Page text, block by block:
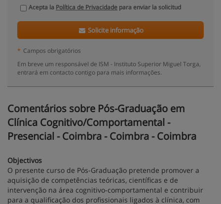
Acepta la Política de Privacidade para enviar la solicitud
Solicite informação
* Campos obrigatórios
Em breve um responsável de ISM - Instituto Superior Miguel Torga,
entrará em contacto contigo para mais informações.
Comentários sobre Pós-Graduação em
Clínica Cognitivo/Comportamental -
Presencial - Coimbra - Coimbra - Coimbra
Objectivos
O presente curso de Pós-Graduação pretende promover a
aquisição de competências teóricas, científicas e de
intervenção na área cognitivo-comportamental e contribuir
para a qualificação dos profissionais ligados à clínica, com